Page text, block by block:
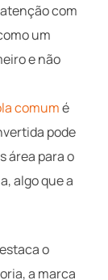
com
um
e não
comumé
pode
área para o
algo que a
o
a marca